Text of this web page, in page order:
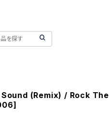
(Remix) / Rock The